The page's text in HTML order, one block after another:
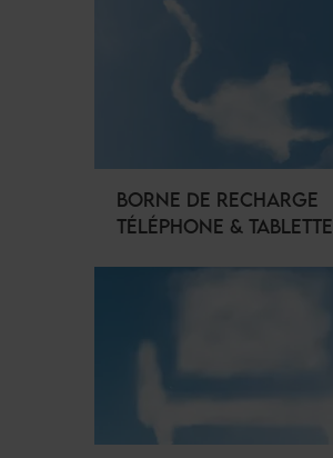
BORNE DE RECHARGE
TÉLÉPHONE & TABLETTE